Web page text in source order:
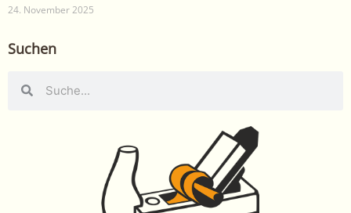
24. November 2025
Suchen